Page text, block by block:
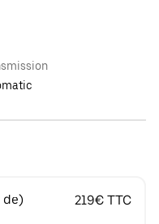
de) 219€ TTC